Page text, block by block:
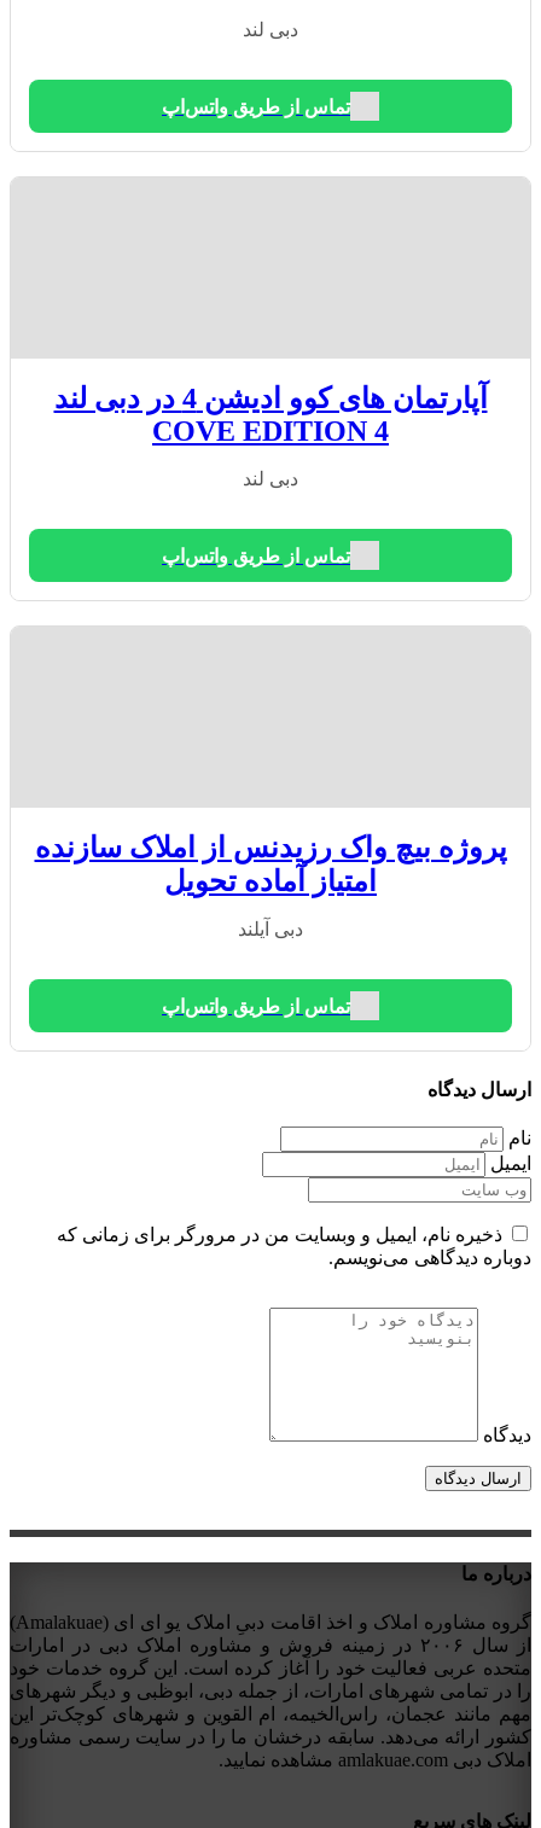
دبی لند
تماس از طریق واتس‌اپ
آپارتمان های کوو ادیشن 4 در دبی لند
COVE EDITION 4
دبی لند
تماس از طریق واتس‌اپ
پروژه بیچ واک رزیدنس از املاک سازنده
امتیاز آماده تحویل
دبی آیلند
تماس از طریق واتس‌اپ
ارسال دیدگاه
نام
ایمیل
ذخیره نام، ایمیل و وبسایت من در مرورگر برای زمانی که
دوباره دیدگاهی می‌نویسم.
دیدگاه
درباره ما
گروه مشاوره املاک و اخذ اقامت دبیِ املاک یو ای ای (Amalakuae)
از سال ۲۰۰۶ در زمینه فروش و مشاوره املاک دبی در امارات
متحده عربی فعالیت خود را آغاز کرده است. این گروه خدمات خود
را در تمامی شهرهای امارات، از جمله دبی، ابوظبی و دیگر شهرهای
مهم مانند عجمان، راس‌الخیمه، ام القوین و شهرهای کوچک‌تر این
کشور ارائه می‌دهد. سابقه درخشان ما را در سایت رسمی مشاوره
املاک دبی amlakuae.com مشاهده نمایید.
لینک های سریع